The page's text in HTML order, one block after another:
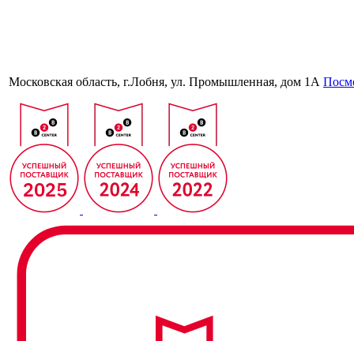
Московская область, г.Лобня, ул. Промышленная, дом 1А